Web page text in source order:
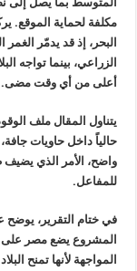
مكلفة لحماية الموقع.
البحر، إذ قد يدمّر
الزراعي، بينما تواجه
أعلى من أي وقت مضى.
يتناول المقال ملف
حالياً داخل حاويات
واضح، الأمر الذي
للمفاعل.
في ختام التقرير، يوضح
المشروع يضع مصر على
المواجهة لأنها تمنح